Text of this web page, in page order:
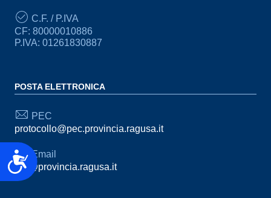
Accessibilità
C.F. / P.IVA
CF: 80000010886
P.IVA: 01261830887
POSTA ELETTRONICA
PEC
protocollo@pec.provincia.ragusa.it
Email
urp@provincia.ragusa.it